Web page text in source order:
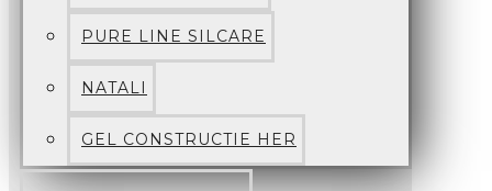
PURE LINE SILCARE
NATALI
GEL CONSTRUCTIE HER